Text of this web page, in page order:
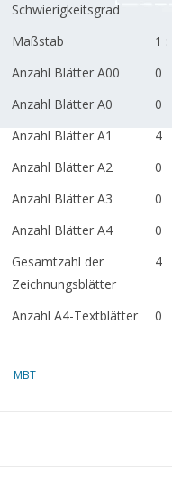
Schwierigkeitsgrad
Maßstab
1 :
Anzahl Blätter A00
0
Anzahl Blätter A0
0
Anzahl Blätter A1
4
Anzahl Blätter A2
0
Anzahl Blätter A3
0
Anzahl Blätter A4
0
Gesamtzahl der
Zeichnungsblätter
4
Anzahl A4-Textblätter
0
Besonderheiten
MBT